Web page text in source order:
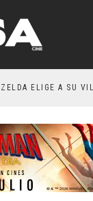
ELIGE A SU